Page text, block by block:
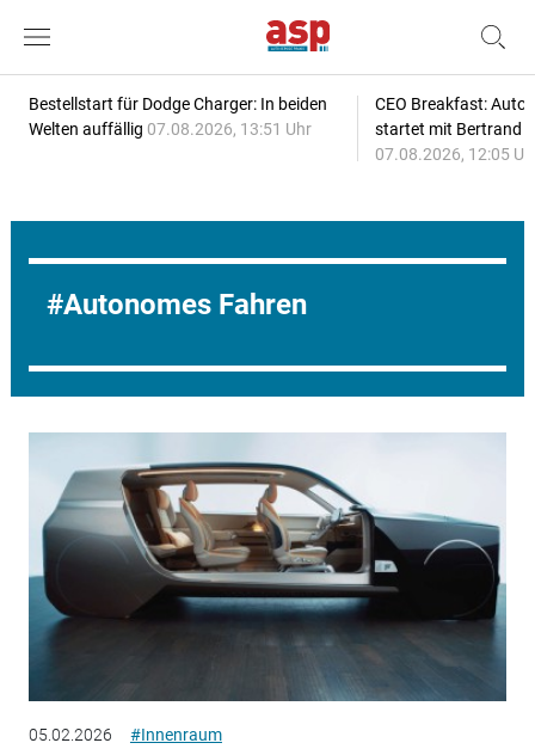
Bestellstart für Dodge Charger: In beiden
Welten auffällig 07.08.2026, 13:51 Uhr
CEO Breakfast:
startet mit Bertrand
07.08.2026, 12:05
Autonomes Fahren
05.02.2026 #Innenraum